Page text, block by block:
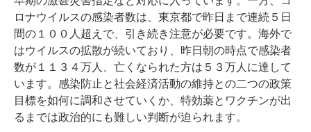
ロナウイルスの感染者数は、東京都で昨日まで連続５日
間の１００人超えで、引き続き注意が必要です。海外で
はウイルスの拡散が続いており、昨日朝の時点で感染者
数が１１３４万人、亡くなられた方は５３万人に達して
います。感染防止と社会経済活動の維持との二つの政策
目標を如何に調和させていくか、特効薬とワクチンが出
るまでは政治的にも難しい判断が迫られます。